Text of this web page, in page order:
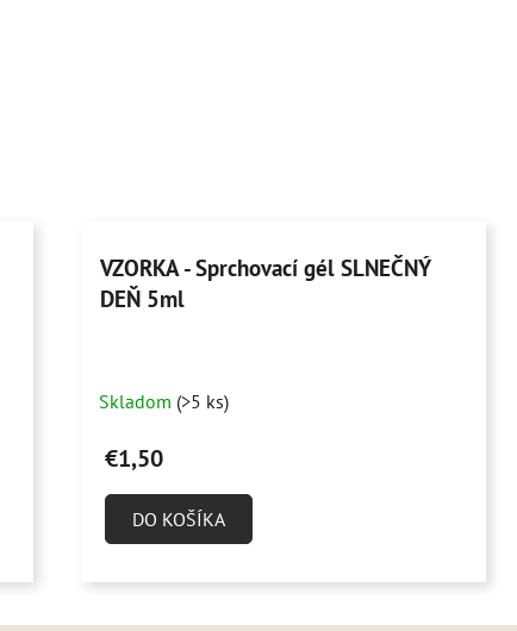
VZORKA - Sprchovací gél SLNEČNÝ
DEŇ 5ml
Skladom (>5 ks)
€1,50
DO KOŠÍKA